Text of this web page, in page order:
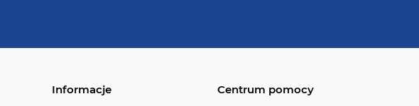
Informacje Centrum pomocy